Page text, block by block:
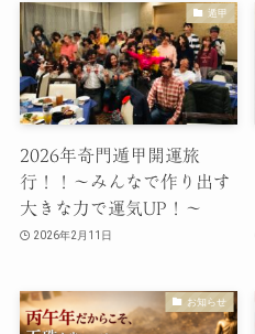
遁甲
2026年奇門遁甲開運旅
行！！～みんなで作り出す
大きな力で運気UP！～
2026年2月11日
お知らせ